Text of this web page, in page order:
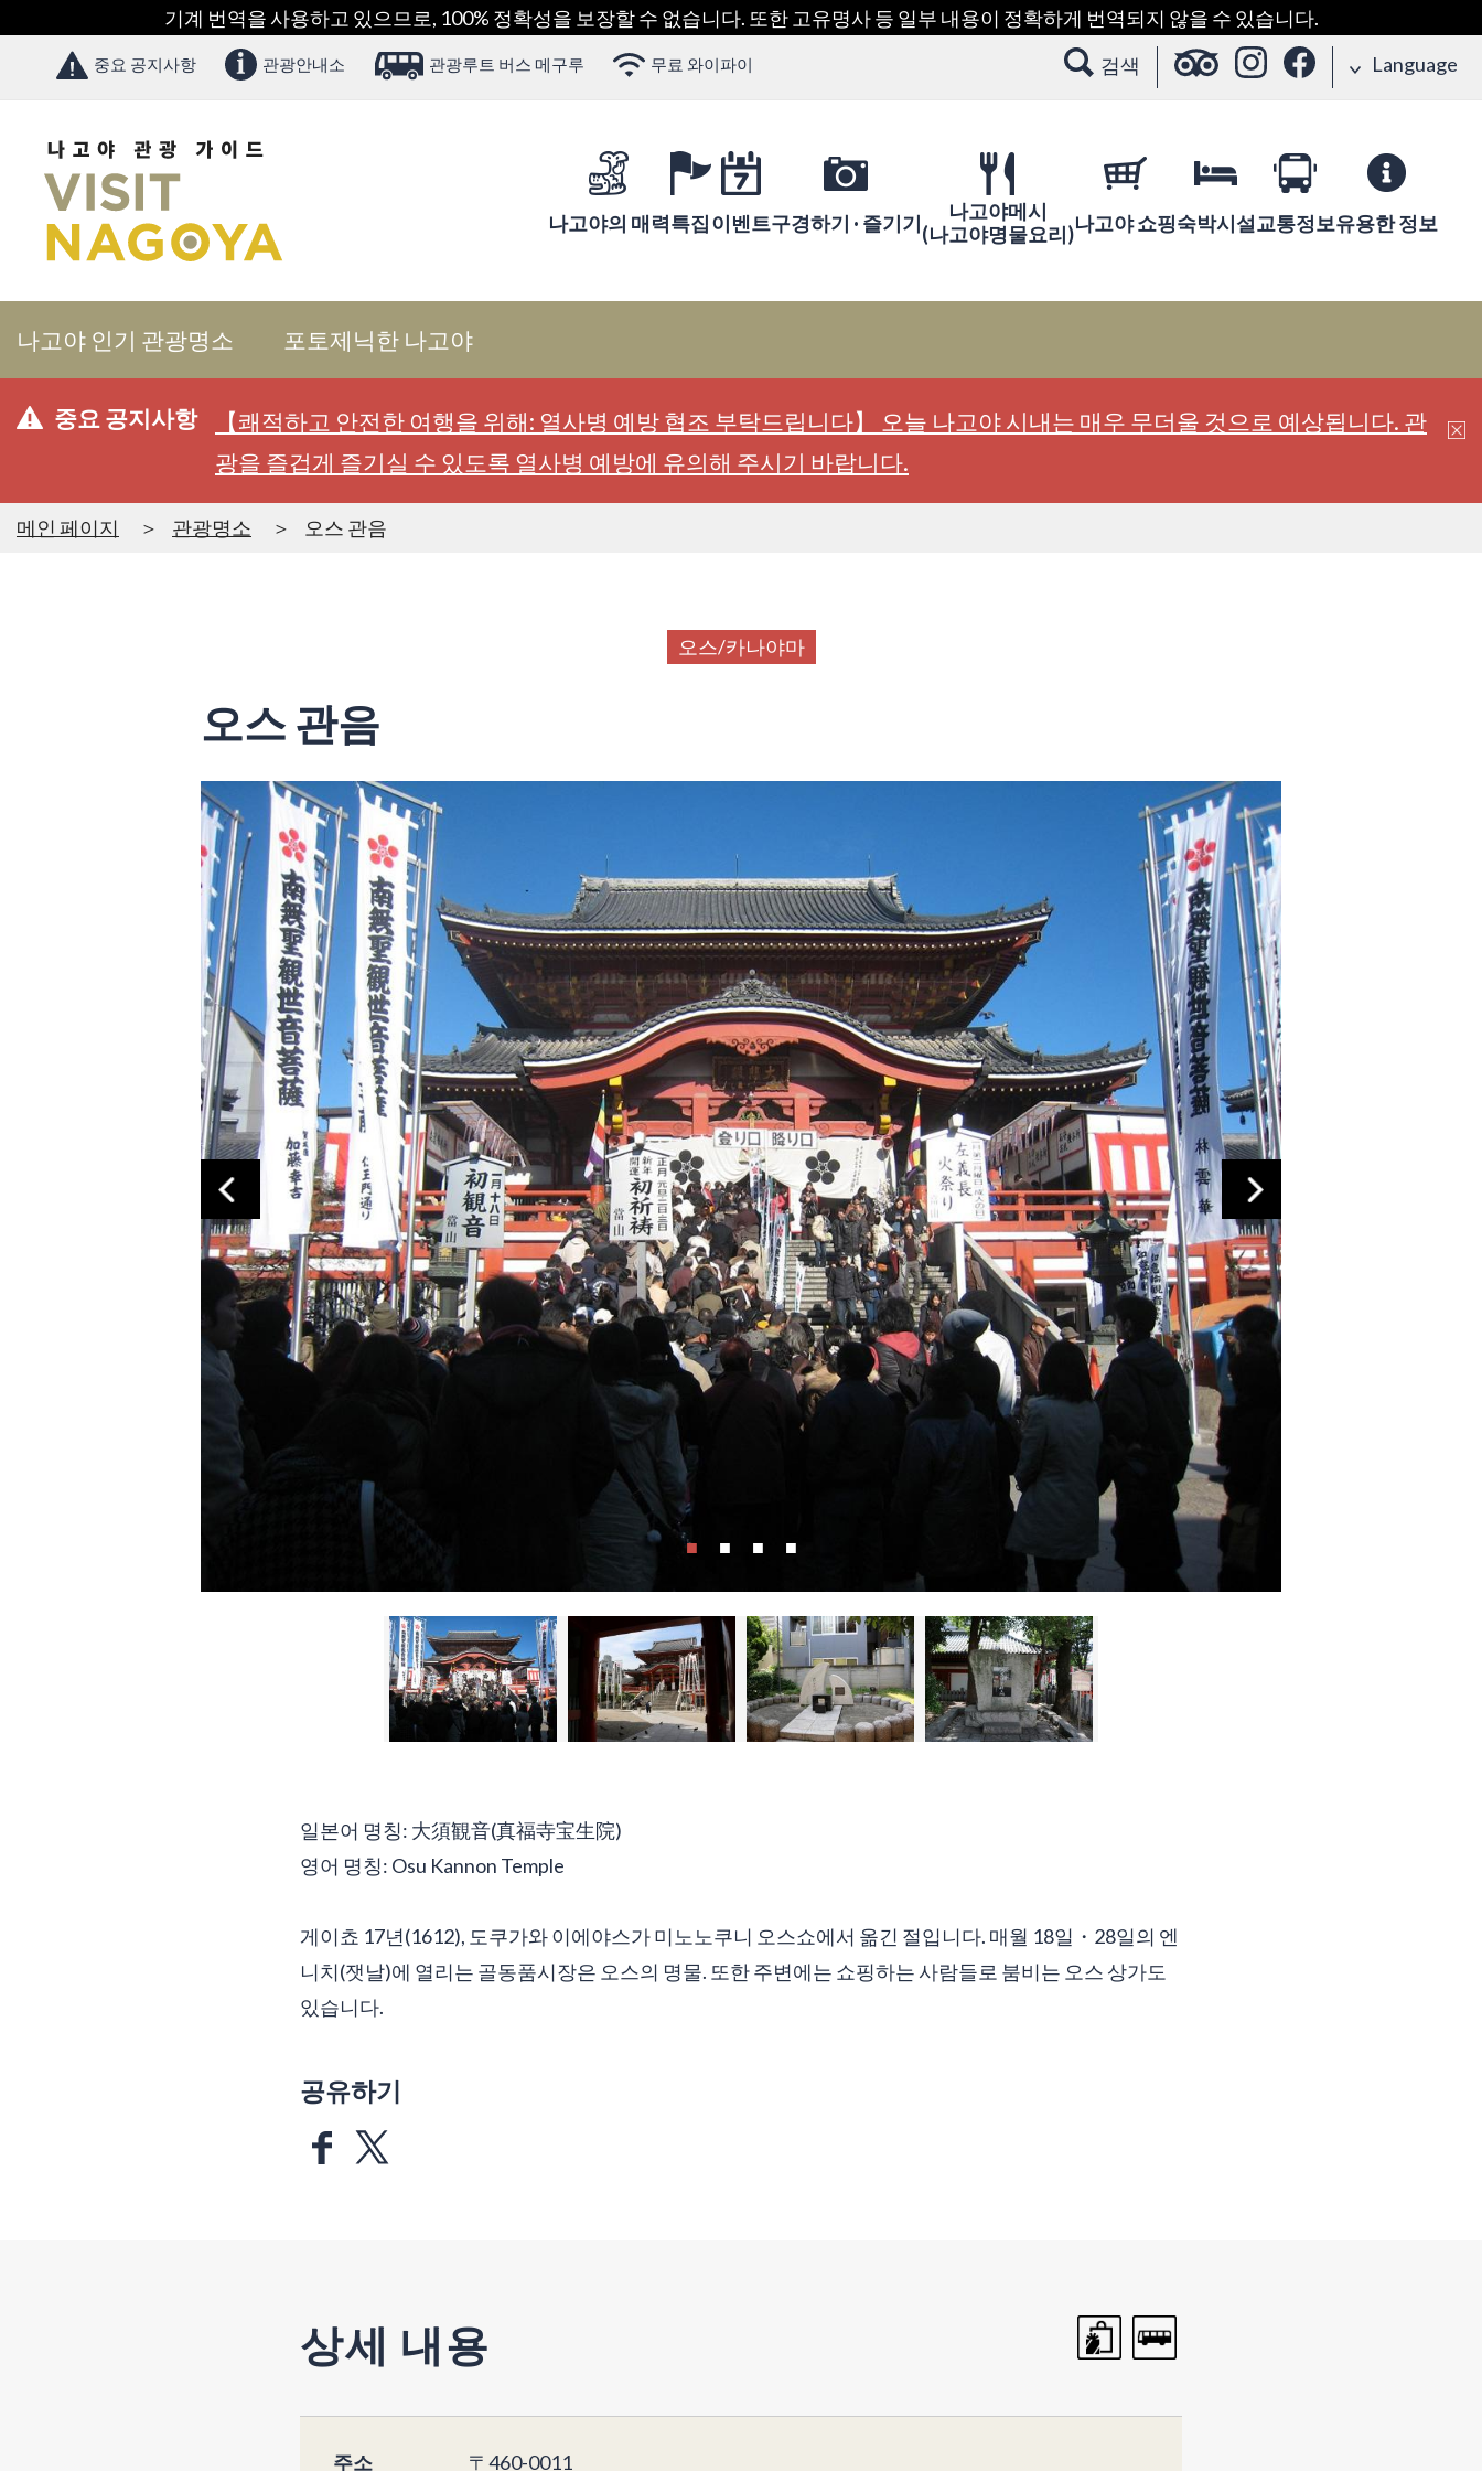
기계 번역을 사용하고 있으므로, 100% 정확성을 보장할 수 없습니다. 또한 고유명사 등 일부 내용이 정확하게 번역되지 않을 수 있습니다.
중요 공지사항 관광안내소 관광루트 버스 메구루 무료 와이파이 검색 Language
나고야의 매력특집이벤트구경하기 · 즐기기
나고야메시
(나고야명물요리)나고야 쇼핑숙박시설교통정보유용한 정보
나고야 인기 관광명소 포토제닉한 나고야
중요 공지사항
【쾌적하고 안전한 여행을 위해: 열사병 예방 협조 부탁드립니다】 오늘 나고야 시내는 매우 무더울 것으로 예상됩니다. 관
광을 즐겁게 즐기실 수 있도록 열사병 예방에 유의해 주시기 바랍니다.
메인 페이지 관광명소 오스 관음
오스/카나야마
오스 관음
일본어 명칭: 大須観音(真福寺宝生院)
영어 명칭: Osu Kannon Temple
게이쵸 17년(1612), 도쿠가와 이에야스가 미노노쿠니 오스쇼에서 옮긴 절입니다. 매월 18일・28일의 엔
니치(잿날)에 열리는 골동품시장은 오스의 명물. 또한 주변에는 쇼핑하는 사람들로 붐비는 오스 상가도
있습니다.
공유하기
상세 내용
주소
〒460-0011